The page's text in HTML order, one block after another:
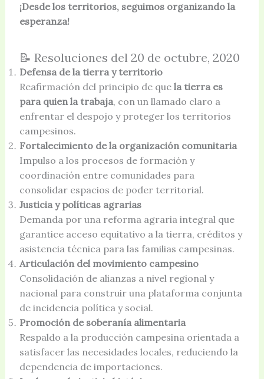
¡Desde los territorios, seguimos organizando la
esperanza!
📝 Resoluciones del 20 de octubre, 2020
Defensa de la tierra y territorio
Reafirmación del principio de que la tierra es
para quien la trabaja, con un llamado claro a
enfrentar el despojo y proteger los territorios
campesinos.
Fortalecimiento de la organización comunitaria
Impulso a los procesos de formación y
coordinación entre comunidades para
consolidar espacios de poder territorial.
Justicia y políticas agrarias
Demanda por una reforma agraria integral que
garantice acceso equitativo a la tierra, créditos y
asistencia técnica para las familias campesinas.
Articulación del movimiento campesino
Consolidación de alianzas a nivel regional y
nacional para construir una plataforma conjunta
de incidencia política y social.
Promoción de soberanía alimentaria
Respaldo a la producción campesina orientada a
satisfacer las necesidades locales, reduciendo la
dependencia de importaciones.